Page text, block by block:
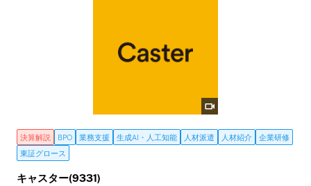
決算解説 BPO 業務支援 生成AI・人工知能 人材派遣 人材紹介
企業研修
東証グロース
キャスター(9331)